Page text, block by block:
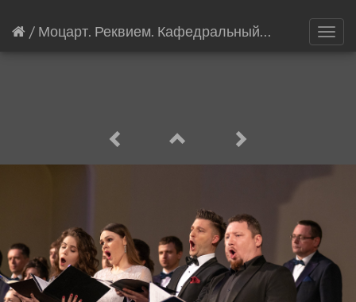
/ Моцарт. Реквием. Кафедральный собор Петра и Павла.